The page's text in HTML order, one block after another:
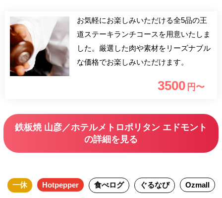
お気軽にお楽しみいただける全5品の王
道ステーキランチコースを用意いたしま
した。厳選した肉や素材をリーズナブル
な価格でお楽しみいただけます。
3500 円〜
鉄板焼 山彦／ホテルメトロポリタン エドモント
の詳細を見る
一休 Hotpepper 食べログ ぐるなび Ozmall